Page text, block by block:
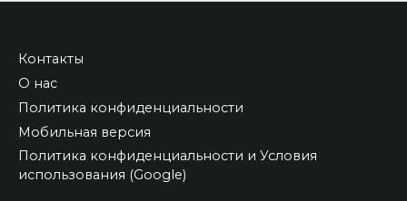
Контакты
О нас
Политика конфиденциальности
Мобильная версия
Политика конфиденциальности и Условия
использования (Google)